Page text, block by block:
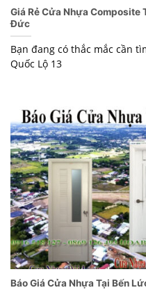
Giá Rẻ Cửa Nhựa Composite
Đức
Bạn đang có thắc mắc cần
Quốc Lộ 13
Báo Giá Cửa Nhựa Tại Bến